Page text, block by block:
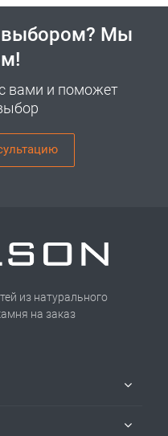
выбором? Мы
вами и поможет
из натурального
на заказ